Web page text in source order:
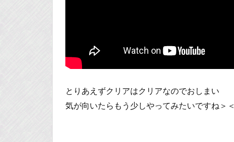
とりあえずクリアはクリアなのでおしまい
気が向いたらもう少しやってみたいですね＞＜